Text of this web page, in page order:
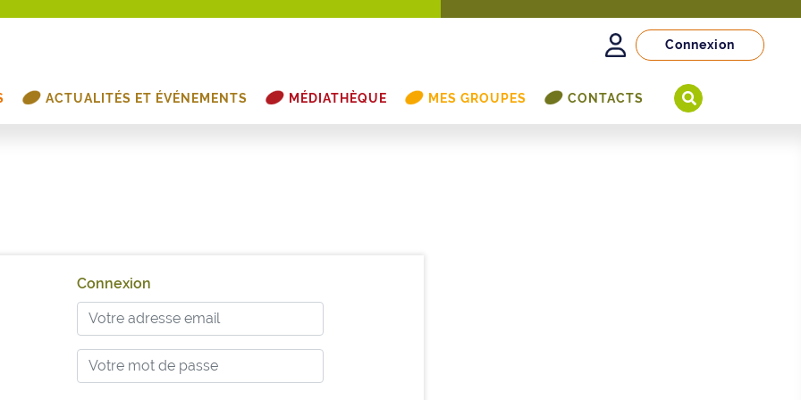
Connexion
ACTUALITÉS ET ÉVÉNEMENTS MÉDIATHÈQUE MES GROUPES CONTACTS
Connexion